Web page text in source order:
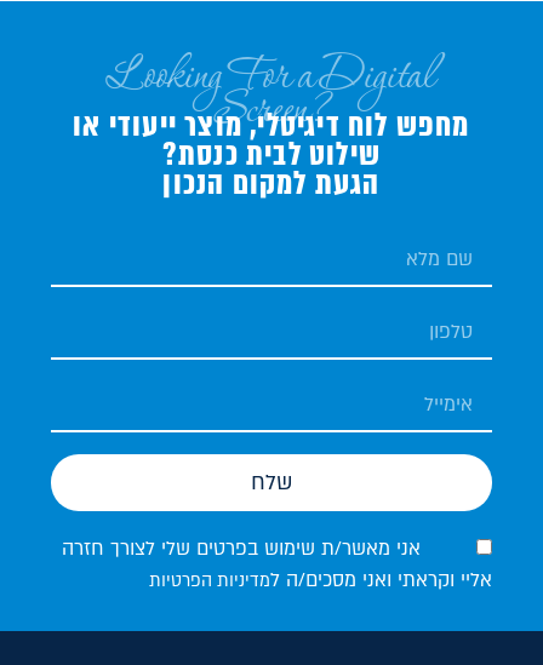
Looking For a Digital
Screen?
מחפש לוח דיגיטלי, מוצר ייעודי או
שילוט לבית כנסת?
הגעת למקום הנכון
אני מאשר/ת שימוש בפרטים שלי לצורך חזרה
אליי וקראתי ואני מסכים/ה למדיניות הפרטיות
שלח